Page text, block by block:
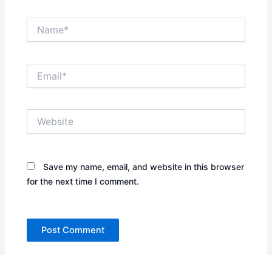
Save my name, email, and website in this browser
for the next time I comment.